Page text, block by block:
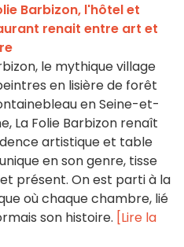
Barbizon, l'hôtel et
renait entre art et
le mythique village
en lisière de forêt
en Seine-et-
La Folie Barbizon renaît
artistique et table
en son genre, tisse
présent. On est parti à la
où chaque chambre, lié
son histoire. [Lire la